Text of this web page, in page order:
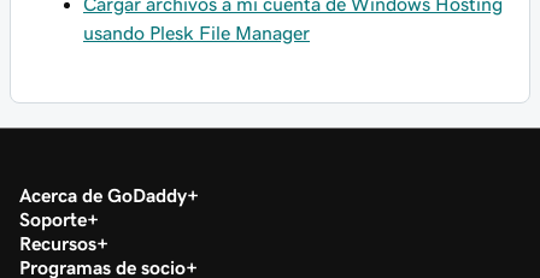
usando Plesk File Manager
Acerca de GoDaddy
Soporte
Recursos
Programas de socio